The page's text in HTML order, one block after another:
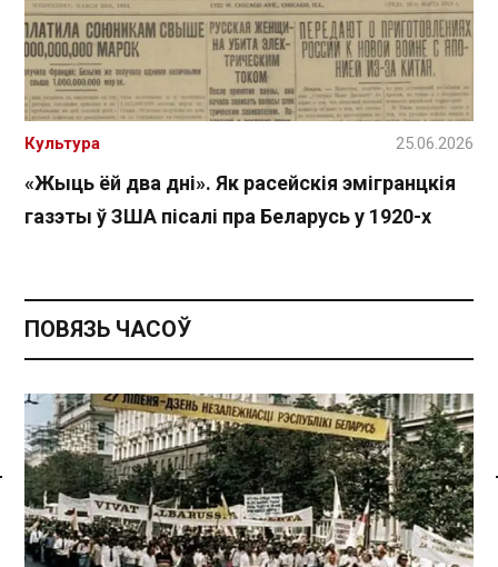
Спасылка без VPN
«Жыць ёй два дні». Як расейскія эмігранцкія
газэты ў ЗША пісалі пра Беларусь у 1920-х
Культура 25.06.2026
ПОВЯЗЬ ЧАСОЎ